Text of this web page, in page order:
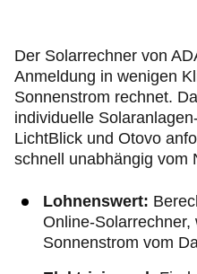
Der Solarrechner von
Anmeldung in wenigen
Sonnenstrom rechnet.
individuelle
LichtBlick und Otovo
schnell unabhängig vom
Lohnenswert:
Online-
Sonnenstrom vom